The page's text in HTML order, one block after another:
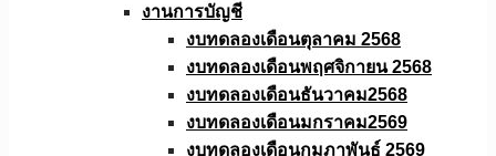
งานการบัญชี
งบทดลองเดือนตุลาคม 2568
งบทดลองเดือนพฤศจิกายน 2568
งบทดลองเดือนธันวาคม2568
งบทดลองเดือนมกราคม2569
งบทดลองเดือนกุมภาพันธ์ 2569